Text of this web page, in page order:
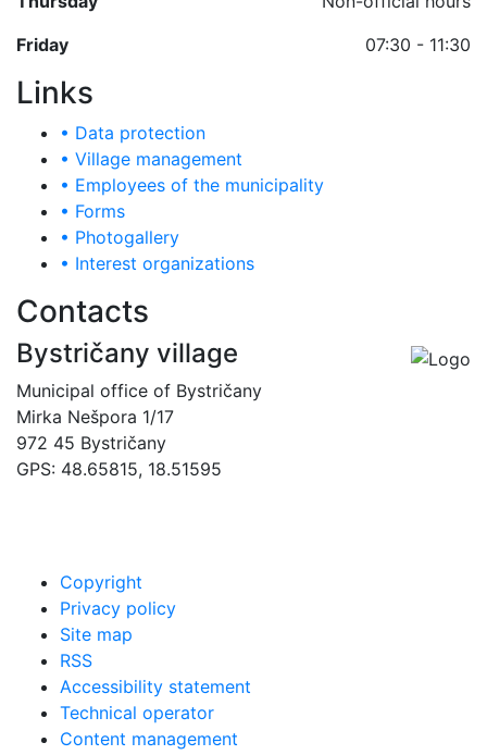
Friday
07:30 - 11:30
Links
• Data protection
• Village management
• Employees of the municipality
• Forms
• Photogallery
• Interest organizations
Contacts
Bystričany village
Municipal office of Bystričany
Mirka Nešpora 1/17
972 45 Bystričany
GPS: 48.65815, 18.51595
Copyright
Privacy policy
Site map
RSS
Accessibility statement
Technical operator
Content management